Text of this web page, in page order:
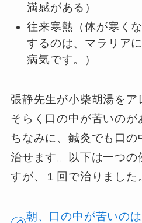
満感がある）
往来寒熱（体が寒く
するのは、マラリア
病気です。）
張静先生が小柴胡湯をア
そらく口の中が苦いのが
ちなみに、鍼灸でも口の
治せます。以下は一つの
すが、１回で治りました
朝、口の中が苦いの